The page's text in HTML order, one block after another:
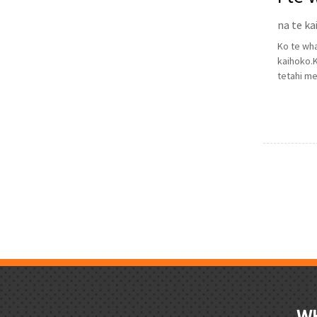
na te
Ko te
tetahi